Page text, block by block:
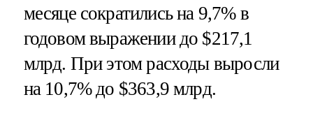
месяце сократились на 9,7% в
годовом выражении до $217,1
млрд. При этом расходы выросли
на 10,7% до $363,9 млрд.